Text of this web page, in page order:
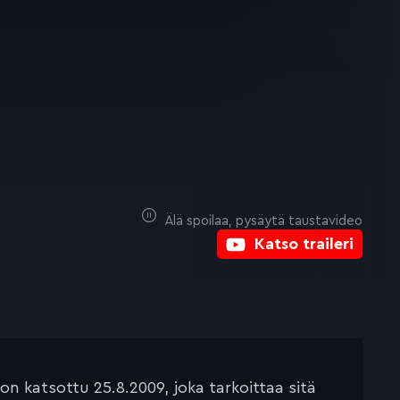
Katso traileri
Älä spoilaa, pysäytä taustavideo
katsottu 25.8.2009, joka tarkoittaa sitä